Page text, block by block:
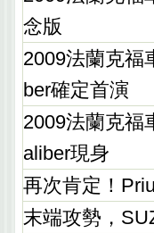
念版
2009法蘭克福
ber確定首演
2009法蘭克福
aliber現身
再次肯定！
末端攻勢，